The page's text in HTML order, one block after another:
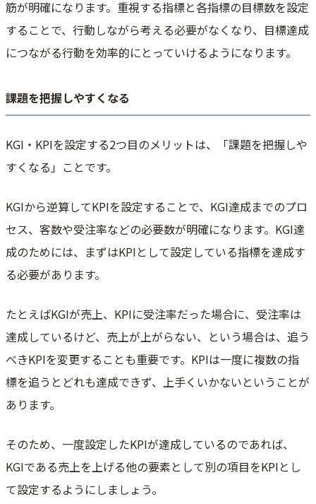
筋が明確になります。重視する指標と各指標の目標数を設定
することで、行動しながら考える必要がなくなり、目標達成
につながる行動を効率的にとっていけるようになります。
課題を把握しやすくなる
KGI・KPIを設定する2つ目のメリットは、「課題を把握しや
すくなる」ことです。
KGIから逆算してKPIを設定することで、KGI達成までのプロ
セス、客数や受注率などの必要数が明確になります。KGI達
成のためには、まずはKPIとして設定している指標を達成す
る必要があります。
たとえばKGIが売上、KPIに受注率だった場合に、受注率は
達成しているけど、売上が上がらない、という場合は、追う
べきKPIを変更することも重要です。KPIは一度に複数の指
標を追うとどれも達成できず、上手くいかないということが
あります。
そのため、一度設定したKPIが達成しているのであれば、
KGIである売上を上げる他の要素として別の項目をKPIとし
て設定するようにしましょう。